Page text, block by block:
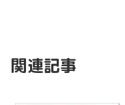
関連記事